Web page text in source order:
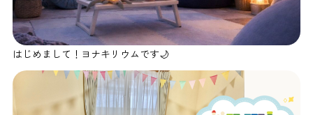
はじめまして！ヨナキリウムです🌙